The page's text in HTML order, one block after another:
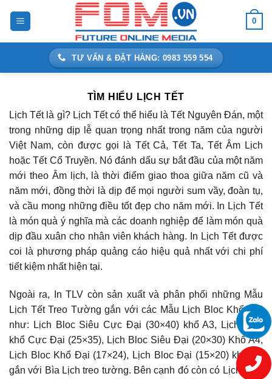
0
TƯ VẤN & ĐẶT HÀNG: 0983 559 554
TÌM HIỂU LỊCH TẾT
Lịch Tết là gì? Lịch Tết có thể hiểu là Tết Nguyên Đán, một
trong những dịp lễ quan trọng nhất trong năm của người
Việt Nam, còn được gọi là Tết Cả, Tết Ta, Tết Âm Lịch
hoặc Tết Cổ Truyền. Nó đánh dấu sự bắt đầu của một năm
mới theo Âm lịch, là thời điểm giao thoa giữa năm cũ và
năm mới, đồng thời là dịp để mọi người sum vầy, đoàn tụ,
và cầu mong những điều tốt đẹp cho năm mới. In Lịch Tết
là món quà ý nghĩa mà các doanh nghiệp để làm món quà
dịp đầu xuân cho nhân viên khách hàng. In Lịch Tết được
coi là phương pháp quảng cáo hiệu quả nhất với chi phí
tiết kiệm nhất hiện tại.
Ngoài ra, In TLV còn sản xuất và phân phối những Mẫu
Lịch Tết Treo Tường gắn với các Mẫu Lịch Bloc Khổ Đại
như: Lịch Bloc Siêu Cực Đại (30×40) khổ A3, Lịch Bloc
khổ Cực Đại (25×35), Lịch Bloc Siêu Đại (20×30) Khổ A4,
Lịch Bloc Khổ Đại (17×24), Lịch Bloc Đại (15×20) khổ A5
gắn với Bìa Lịch treo tường. Bên cạnh đó còn có Lịch Bloc